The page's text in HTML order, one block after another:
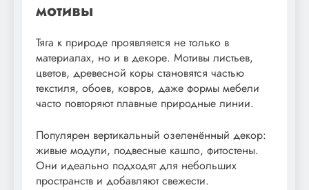
мотивы
Тяга к природе проявляется не только в
материалах, но и в декоре. Мотивы листьев,
цветов, древесной коры становятся частью
текстиля, обоев, ковров, даже формы мебели
часто повторяют плавные природные линии.
Популярен вертикальный озеленённый декор:
живые модули, подвесные кашпо, фитостены.
Они идеально подходят для небольших
пространств и добавляют свежести.